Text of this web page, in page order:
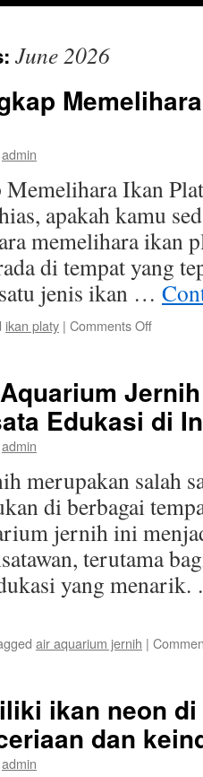
June 2026
admin
Memelihara Ikan
apakah kamu
memelihara ikan
di tempat yang
jenis ikan …
ikan platy | Comments Offon
Ikan
Platy
untuk
Edukasi di
admin
merupakan salah
di berbagai
jernih ini
terutama
yang
air aquarium jernih |
ikan neon
dan
admin